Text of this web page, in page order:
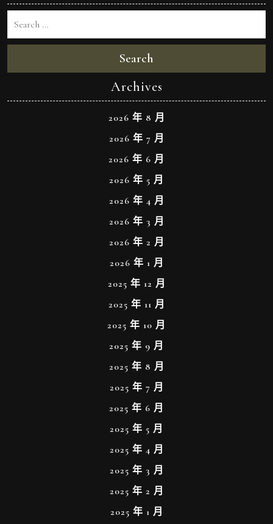
Search
Archives
2026 年 8 月
2026 年 7 月
2026 年 6 月
2026 年 5 月
2026 年 4 月
2026 年 3 月
2026 年 2 月
2026 年 1 月
2025 年 12 月
2025 年 11 月
2025 年 10 月
2025 年 9 月
2025 年 8 月
2025 年 7 月
2025 年 6 月
2025 年 5 月
2025 年 4 月
2025 年 3 月
2025 年 2 月
2025 年 1 月